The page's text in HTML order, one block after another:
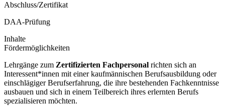
Abschluss/Zertifikat
DAA-Prüfung
Inhalte
Fördermöglichkeiten
Lehrgänge zum Zertifizierten Fachpersonal richten sich an
Interessent*innen mit einer kaufmännischen Berufsausbildung oder
einschlägiger Berufserfahrung, die ihre bestehenden Fachkenntnisse
ausbauen und sich in einem Teilbereich ihres erlernten Berufs
spezialisieren möchten.